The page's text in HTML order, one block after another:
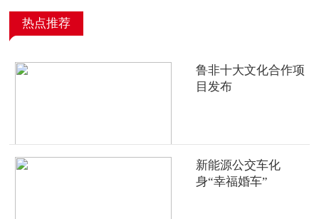
热点推荐
鲁非十大文化合作项
目发布
新能源公交车化
身“幸福婚车”